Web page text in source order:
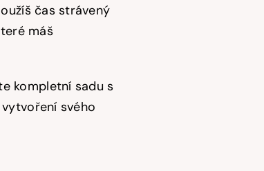
čas strávený
máš
kompletní sadu s
svého